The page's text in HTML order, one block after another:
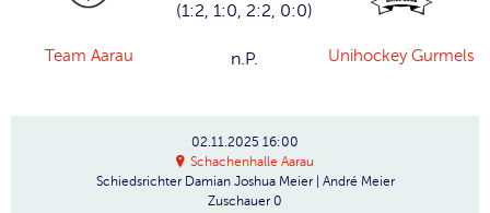
Team Aarau
(1:2, 1:0, 2:2, 0:0)
n.P. Unihockey Gurmels
02.11.2025 16:00
Schachenhalle Aarau
Schiedsrichter Damian Joshua Meier | André Meier
Zuschauer 0